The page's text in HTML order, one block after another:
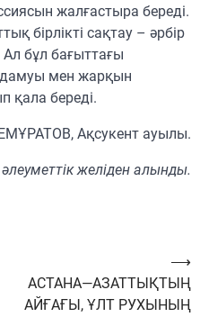
жалғастыра береді.
бірлікті сақтау – әрбір
Ал бұл бағыттағы
мен жарқын
қала береді.
Ақсукент ауылы.
әлеуметтік желіден алынды.
АСТАНА—АЗАТТЫҚТЫҢ
АЙҒАҒЫ, ҰЛТ РУХЫНЫҢ
⟶